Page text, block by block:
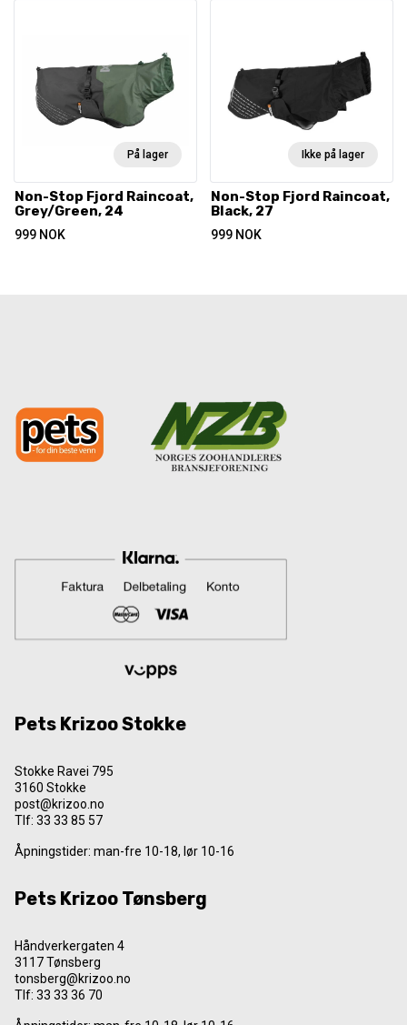
På lager
Non-Stop Fjord Raincoat,
Grey/Green, 24
999 NOK
Ikke på lager
Non-Stop Fjord Raincoat,
Black, 27
999 NOK
Pets Krizoo Stokke
Stokke Ravei 795
3160 Stokke
post@krizoo.no
Tlf: 33 33 85 57
Åpningstider: man-fre 10-18, lør 10-16
Pets Krizoo Tønsberg
Håndverkergaten 4
3117 Tønsberg
tonsberg@krizoo.no
Tlf: 33 33 36 70